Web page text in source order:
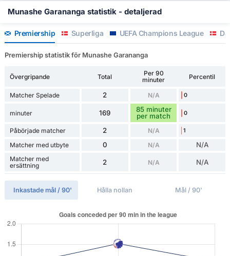
Munashe Garananga statistik - detaljerad
Premiership Superliga UEFA Champions League
Premiership statistik för Munashe Garananga
Övergripande Total
Per 90
minuter
Percentil
Matcher Spelade 2 N/A 0
minuter 169
85 minuter
per match
0
Påbörjade matcher 2 N/A 1
Matcher med utbyte 0 N/A N/A
Matcher med
ersättning
2 N/A N/A
Inkastade mål / 90' Hålla nollan Mål / 90'